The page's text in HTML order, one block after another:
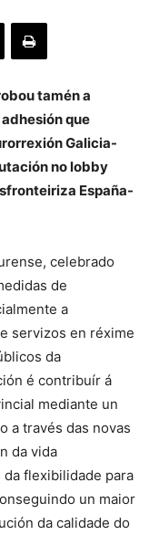
tamén a
que
Galicia-
no lobby
España-
celebrado
de
a
servizos en réxime
da
é contribuír á
mediante un
a través das novas
da vida
flexibilidade para
un maior
da calidade do